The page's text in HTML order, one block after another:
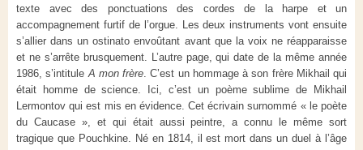
texte avec des ponctuations des cordes de la harpe et un
accompagnement furtif de l’orgue. Les deux instruments vont ensuite
s’allier dans un ostinato envoûtant avant que la voix ne réapparaisse
et ne s’arrête brusquement. L’autre page, qui date de la même année
1986, s’intitule A mon frère . C’est un hommage à son frère Mikhail qui
était homme de science. Ici, c’est un poème sublime de Mikhail
Lermontov qui est mis en évidence. Cet écrivain surnommé « le poète
du Caucase », et qui était aussi peintre, a connu le même sort
tragique que Pouchkine. Né en 1814, il est mort dans un duel à l’âge